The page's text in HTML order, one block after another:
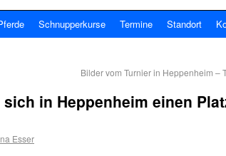
Schnupperkurse Termine Standort
Bilder vom Turnier in Heppenheim –
in Heppenheim einen
Esser